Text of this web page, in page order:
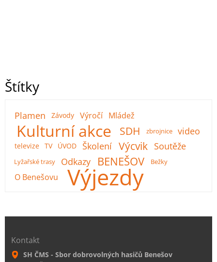
Štítky
Plamen Závody Výročí Mládež
Kulturní akce SDH zbrojnice video
televize TV ÚVOD Školení Výcvik Soutěže
Lyžařské trasy Odkazy BENEŠOV Bežky
O Benešovu Výjezdy
Kontakt
SH ČMS - Sbor dobrovolných hasičů Benešov